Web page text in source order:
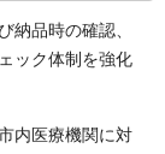
納品時の確認、
ック体制を強化
内医療機関に対